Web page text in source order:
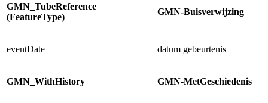
GMN_TubeReference
(FeatureType)
GMN-Buisverwijzing
eventDate datum gebeurtenis
GMN_WithHistory GMN-MetGeschiedenis